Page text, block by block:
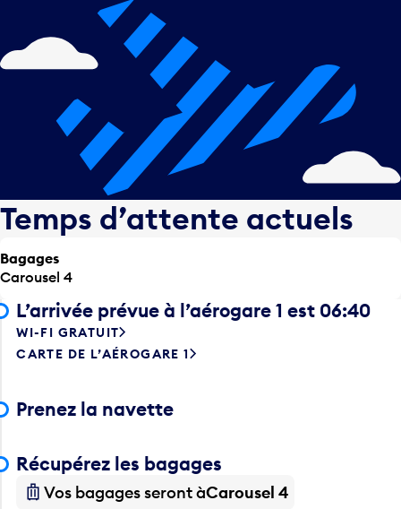
Temps d’attente actuels
Bagages
Carousel 4
L’arrivée prévue à l’aérogare 1 est 06:40
WI-FI GRATUIT
CARTE DE L’AÉROGARE 1
Prenez la navette
Récupérez les bagages
Vos bagages seront àCarousel 4